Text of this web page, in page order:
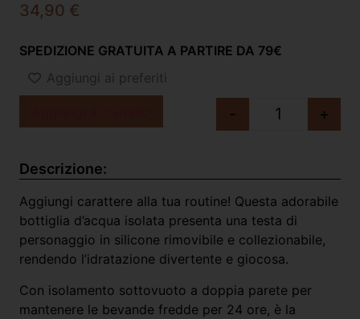
34,90 €
SPEDIZIONE GRATUITA A PARTIRE DA 79€
Aggiungi ai preferiti
- +
Descrizione:
Aggiungi carattere alla tua routine! Questa adorabile
bottiglia d’acqua isolata presenta una testa di
personaggio in silicone rimovibile e collezionabile,
rendendo l’idratazione divertente e giocosa.
Con isolamento sottovuoto a doppia parete per
mantenere le bevande fredde per 24 ore, è la